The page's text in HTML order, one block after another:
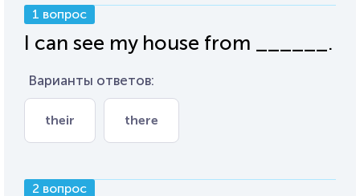
1 вопрос
I can see my house from ______.
Варианты ответов:
their there
2 вопрос